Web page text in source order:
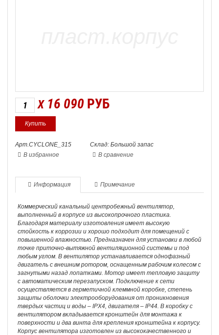
X 16 090 РУБ
Арт.CYCLONE_315
Склад: Большой запас
В избранное
В сравнение
Информация Примечание
Коммерческий канальный центробежный вентилятор,
выполненный в корпусе из высокопрочного пластика.
Благодаря материалу изготовления имеет высокую
стойкость к коррозии и хорошо подходит для помещений с
повышенной влажностью. Предназначен для установки в любой
точке приточно-вытяжной вентиляционной системы и под
любым углом. В вентилятор устанавливается однофазный
двигатель с внешним ротором, оснащенным рабочим колесом с
загнутыми назад лопатками. Мотор имеет тепловую защиту
с автоматическим перезапуском. Подключение к сети
осуществляется в герметичной клеммной коробке, степень
защиты оболочки электрооборудования от проникновения
твердых частиц и воды – IPX4, двигателя – IP44. В коробку с
вентилятором вкладывается кронштейн для монтажа к
поверхности и два винта для крепления кронштейна к корпусу.
Корпус вентилятора изготовлен из высококачественного и